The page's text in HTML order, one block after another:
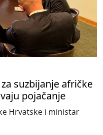
suzbijanje afričke
pojačanje
Hrvatske i ministar